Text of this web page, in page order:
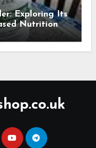
Exploring Its
Nutrition